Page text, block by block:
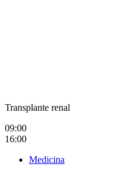
Transplante renal
09:00
16:00
Medicina